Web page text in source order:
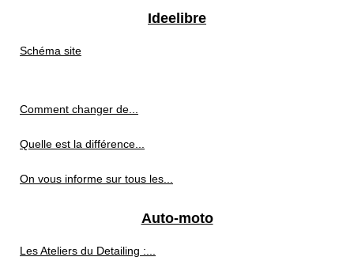
Ideelibre
Schéma site
Comment changer de...
Quelle est la différence...
On vous informe sur tous les...
Auto-moto
Les Ateliers du Detailing :...